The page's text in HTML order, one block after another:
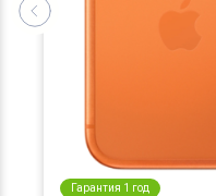
Гарантия 1 год